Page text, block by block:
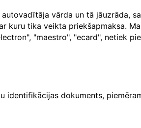
vārda un tā jāuzrāda,
tika veikta priekšapmaksa.
"maestro", "ecard", netiek
identifikācijas dokuments,